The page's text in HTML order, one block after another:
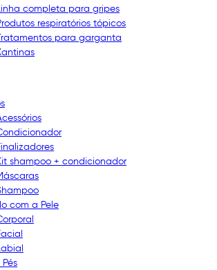
completa para gripes
respiratórios tópicos
para garganta
shampoo + condicionador
com a Pele
Pés